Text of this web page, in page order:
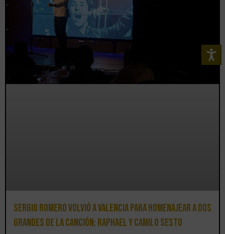
Sergio Romero volvió a Valencia para homenajear a dos
grandes de la canción: Raphael y Camilo Sesto